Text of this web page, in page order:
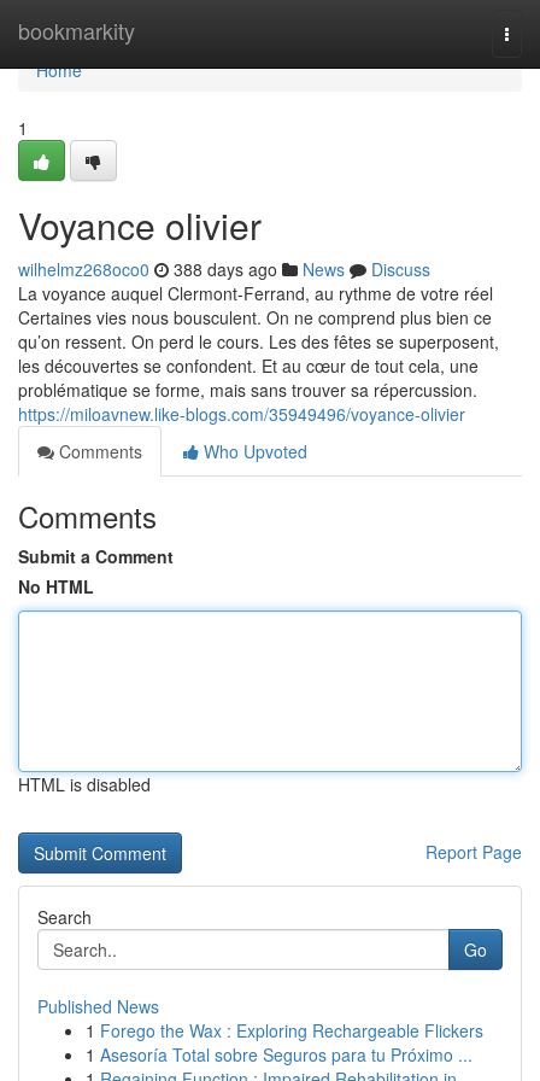
bookmarkity
Home
Home
1
Voyance olivier
wilhelmz268oco0 388 days ago News
Discuss
La voyance auquel Clermont-Ferrand, au rythme de votre réel
Certaines vies nous bousculent. On ne comprend plus bien ce
qu’on ressent. On perd le cours. Les des fêtes se superposent,
les découvertes se confondent. Et au cœur de tout cela, une
problématique se forme, mais sans trouver sa répercussion.
https://miloavnew.like-blogs.com/35949496/voyance-olivier
Comments
Who Upvoted
Comments
Submit a Comment
No HTML
HTML is disabled
Report Page
Search
Go
Published News
1 Forego the Wax : Exploring Rechargeable Flickers
1 Asesoría Total sobre Seguros para tu Próximo ...